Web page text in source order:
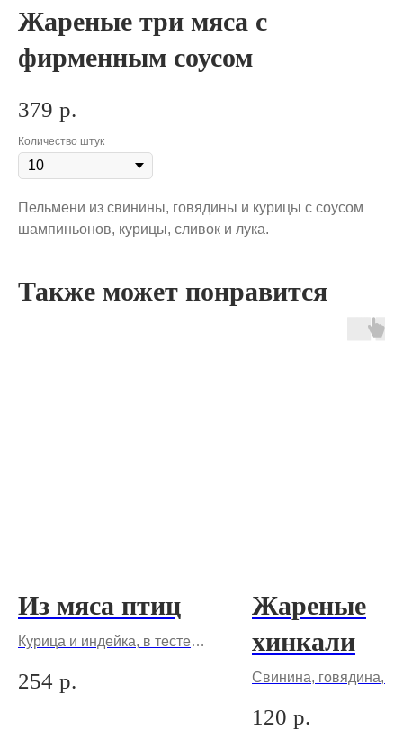
Жареные три мяса с
фирменным соусом
379 р.
Количество штук
Пельмени из свинины, говядины и курицы с соусом
шампиньонов, курицы, сливок и лука.
Также может понравится
Из мяса птиц
Курица и индейка, в тесте
254 р.
Жареные
хинкали
Свинина, говядина,
порции не менее 3 шт
120 р.